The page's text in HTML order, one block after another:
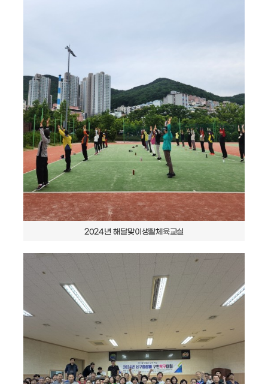
2024년 해달맞이생활체육교실